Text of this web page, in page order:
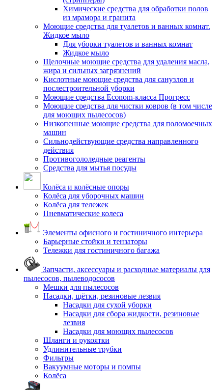
Химические средства для обработки полов
из мрамора и гранита
Моющие средства для туалетов и ванных комнат.
Жидкое мыло
Для уборки туалетов и ванных комнат
Жидкое мыло
Щелочные моющие средства для удаления масла,
жира и сильных загрязнений
Кислотные моющие средства для санузлов и
послестроительной уборки
Моющие средства Econom-класса Прогресс
Моющие средства для чистки ковров (в том числе
для моющих пылесосов)
Низкопенные моющие средства для поломоечных
машин
Сильнодействующие средства направленного
действия
Противогололедные реагенты
Средства для мытья посуды
Колёса и колёсные опоры
Колёса для уборочных машин
Колёса для тележек
Пневматические колеса
Элементы офисного и гостиничного интерьера
Барьерные стойки и тензаторы
Тележки для гостиничного багажа
Запчасти, аксессуары и расходные материалы для
пылесосов, пылеводососов
Мешки для пылесосов
Насадки, щётки, резиновые лезвия
Насадки для сухой уборки
Насадки для сбора жидкости, резиновые
лезвия
Насадки для моющих пылесосов
Шланги и рукоятки
Удлинительные трубки
Фильтры
Вакуумные моторы и помпы
Колёса